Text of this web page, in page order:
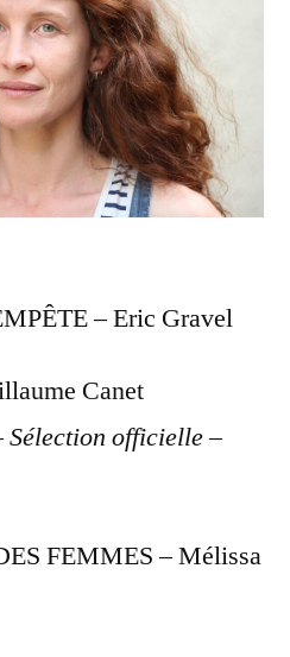
– Eric Gravel
Canet
Sélection officielle –
FEMMES – Mélissa